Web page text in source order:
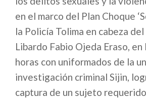
en el marco del Plan Choque
la Policía Tolima en cabeza
Libardo Fabio Ojeda Eraso, en
horas con uniformados de la
investigación criminal Sijin,
captura de un sujeto